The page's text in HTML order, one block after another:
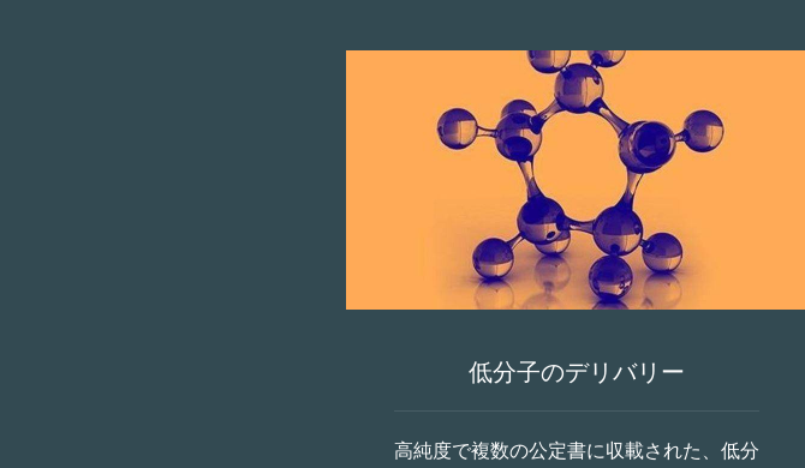
低分子のデリバリー
高純度で複数の公定書に収載された、低分